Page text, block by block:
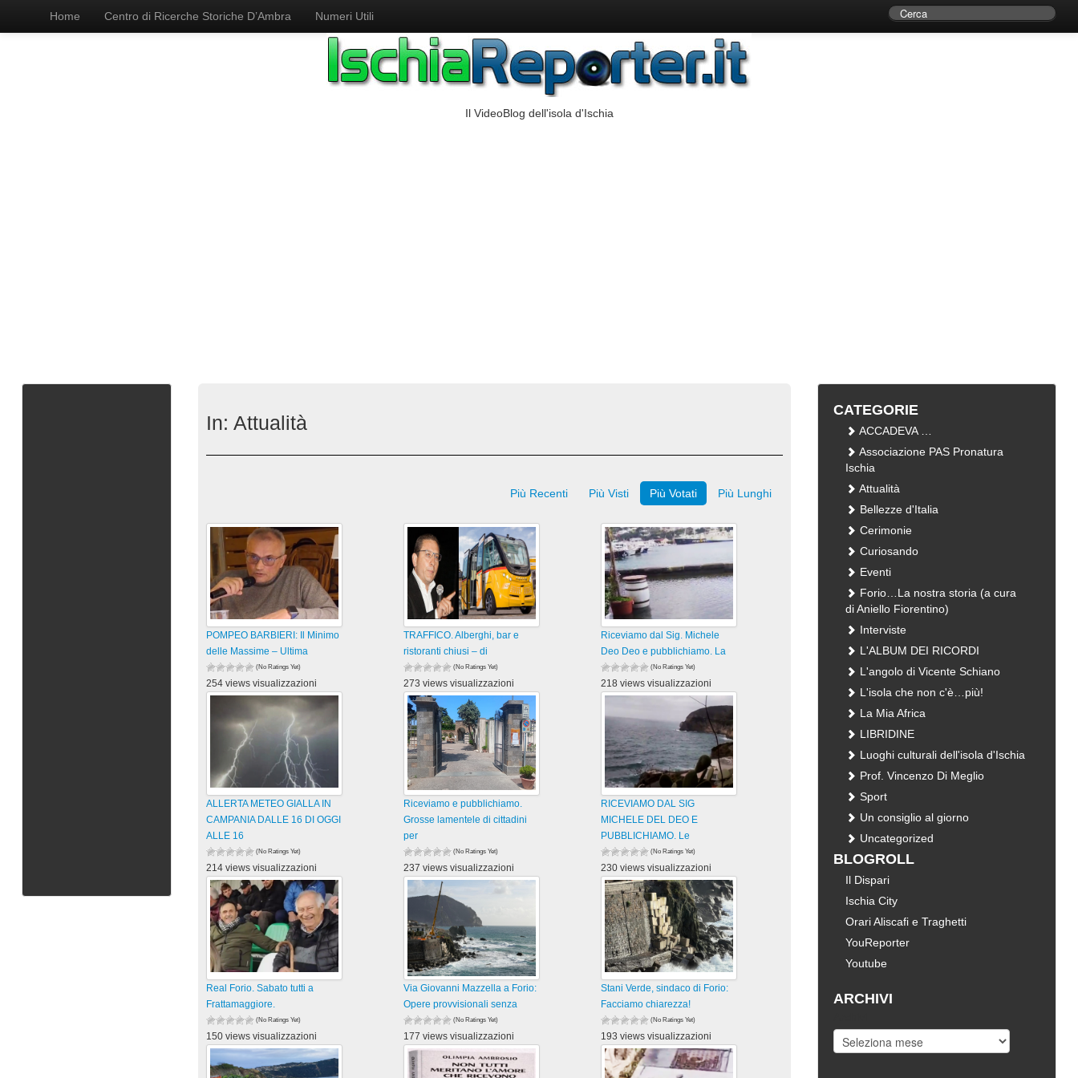
Home Centro di Ricerche Storiche D’Ambra Numeri Utili
Il VideoBlog dell'isola d'Ischia
In: Attualità
Più Recenti Più Visti Più Votati Più Lunghi
POMPEO BARBIERI: Il Minimo
delle Massime – Ultima
(No Ratings Yet)
254 views visualizzazioni
TRAFFICO. Alberghi, bar e
ristoranti chiusi – di
(No Ratings Yet)
273 views visualizzazioni
Riceviamo dal Sig. Michele
Deo Deo e pubblichiamo. La
(No Ratings Yet)
218 views visualizzazioni
ALLERTA METEO GIALLA IN
CAMPANIA DALLE 16 DI OGGI
ALLE 16
(No Ratings Yet)
214 views visualizzazioni
Riceviamo e pubblichiamo.
Grosse lamentele di cittadini
per
(No Ratings Yet)
237 views visualizzazioni
RICEVIAMO DAL SIG
MICHELE DEL DEO E
PUBBLICHIAMO. Le
(No Ratings Yet)
230 views visualizzazioni
Real Forio. Sabato tutti a
Frattamaggiore.
(No Ratings Yet)
150 views visualizzazioni
Via Giovanni Mazzella a Forio:
Opere provvisionali senza
(No Ratings Yet)
177 views visualizzazioni
Stani Verde, sindaco di Forio:
Facciamo chiarezza!
(No Ratings Yet)
193 views visualizzazioni
CATEGORIE
ACCADEVA …
Associazione PAS Pronatura
Ischia
Attualità
Bellezze d'Italia
Cerimonie
Curiosando
Eventi
Forio…La nostra storia (a cura
di Aniello Fiorentino)
Interviste
L'ALBUM DEI RICORDI
L'angolo di Vicente Schiano
L'isola che non c'è…più!
La Mia Africa
LIBRIDINE
Luoghi culturali dell'isola d'Ischia
Prof. Vincenzo Di Meglio
Sport
Un consiglio al giorno
Uncategorized
BLOGROLL
Il Dispari
Ischia City
Orari Aliscafi e Traghetti
YouReporter
Youtube
ARCHIVI